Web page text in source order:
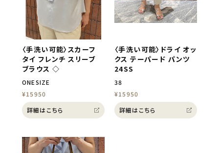
〈手洗い可能〉スカーフ
タイ フレンチ スリーブ
ブラウス ◇
ONESIZE
¥15950
詳細はこちら
〈手洗い可能〉ドライ オッ
クス テーパード パンツ
24SS
38
¥15950
詳細はこちら